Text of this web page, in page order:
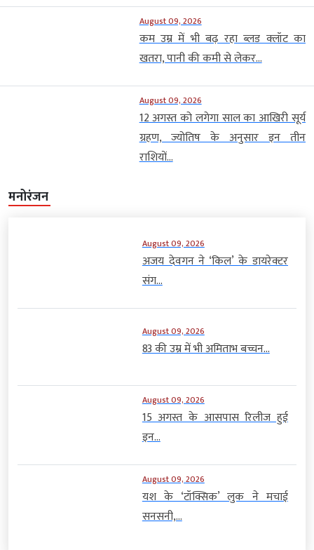
August 09, 2026
कम उम्र में भी बढ़ रहा ब्लड क्लॉट का
खतरा, पानी की कमी से लेकर...
August 09, 2026
12 अगस्त को लगेगा साल का आखिरी सूर्य
ग्रहण, ज्योतिष के अनुसार इन तीन
राशियों...
मनोरंजन
August 09, 2026
अजय देवगन ने ‘किल’ के डायरेक्टर
संग...
August 09, 2026
83 की उम्र में भी अमिताभ बच्चन...
August 09, 2026
15 अगस्त के आसपास रिलीज हुई
इन...
August 09, 2026
यश के ‘टॉक्सिक’ लुक ने मचाई
सनसनी,...